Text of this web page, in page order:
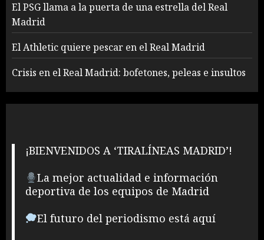
El PSG llama a la puerta de una estrella del Real
Madrid
El Athletic quiere pescar en el Real Madrid
Crisis en el Real Madrid: bofetones, peleas e insultos
¡BIENVENIDOS A ‘TIRALÍNEAS MADRID’!
La mejor actualidad e información
deportiva de los equipos de Madrid
El futuro del periodismo está aquí